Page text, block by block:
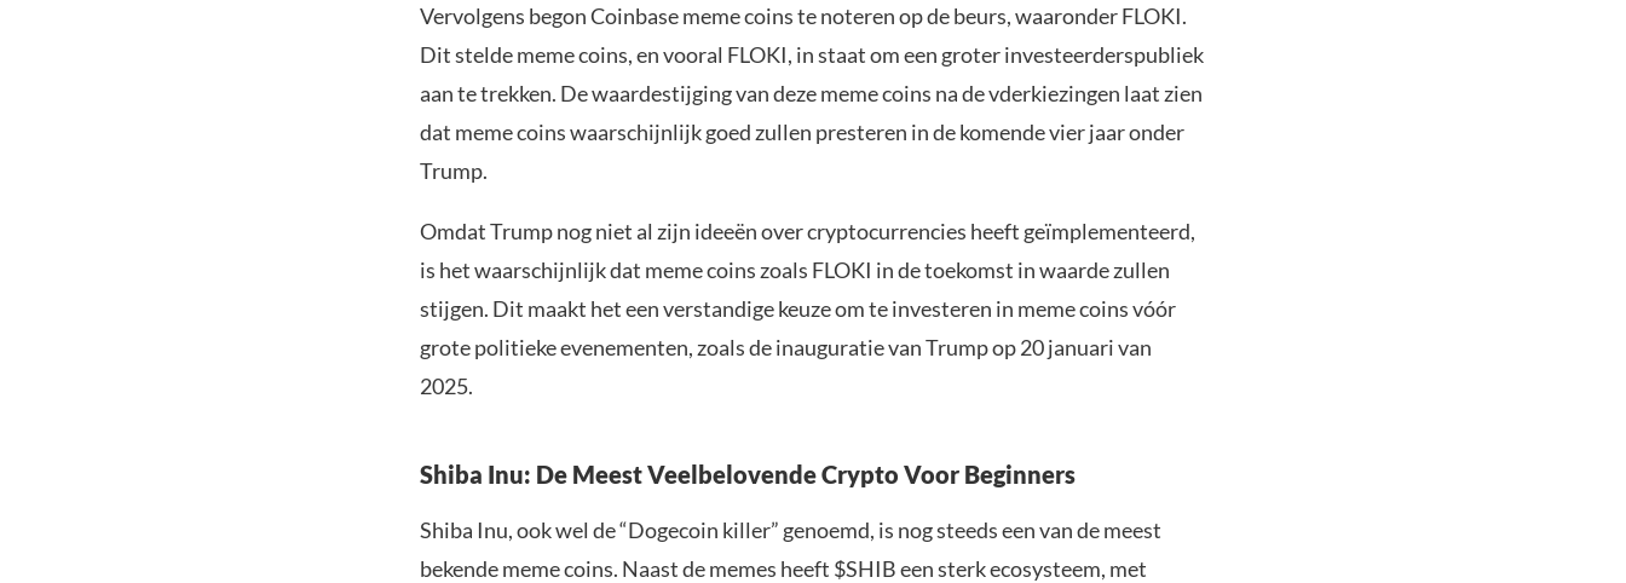
Vervolgens begon Coinbase meme coins te noteren op de beurs, waaronder FLOKI.
Dit stelde meme coins, en vooral FLOKI, in staat om een groter investeerderspubliek
aan te trekken. De waardestijging van deze meme coins na de vderkiezingen laat zien
dat meme coins waarschijnlijk goed zullen presteren in de komende vier jaar onder
Trump.
Omdat Trump nog niet al zijn ideeën over cryptocurrencies heeft geïmplementeerd,
is het waarschijnlijk dat meme coins zoals FLOKI in de toekomst in waarde zullen
stijgen. Dit maakt het een verstandige keuze om te investeren in meme coins vóór
grote politieke evenementen, zoals de inauguratie van Trump op 20 januari van
2025.
Shiba Inu: De Meest Veelbelovende Crypto Voor Beginners
Shiba Inu, ook wel de “Dogecoin killer” genoemd, is nog steeds een van de meest
bekende meme coins. Naast de memes heeft $SHIB een sterk ecosysteem, met